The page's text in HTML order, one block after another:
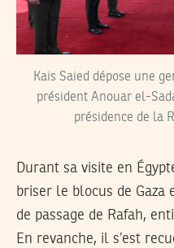
Kais Saied dépose une
président Anouar el-
présidence de la
Durant sa visite en
briser le blocus de Gaza
de passage de Rafah,
En revanche, il s’est